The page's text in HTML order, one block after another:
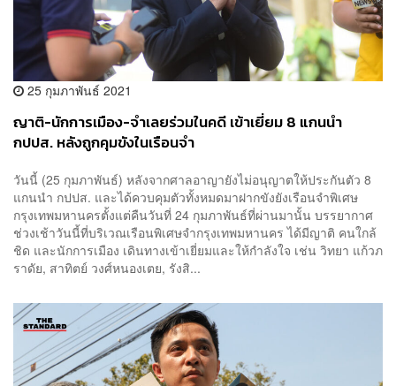
25 กุมภาพันธ์ 2021
ญาติ-นักการเมือง-จำเลยร่วมในคดี เข้าเยี่ยม 8 แกนนำ
กปปส. หลังถูกคุมขังในเรือนจำ
วันนี้ (25 กุมภาพันธ์) หลังจากศาลอาญายังไม่อนุญาตให้ประกันตัว 8
แกนนำ กปปส. และได้ควบคุมตัวทั้งหมดมาฝากขังยังเรือนจำพิเศษ
กรุงเทพมหานครตั้งแต่คืนวันที่ 24 กุมภาพันธ์ที่ผ่านมานั้น บรรยากาศ
ช่วงเช้าวันนี้ที่บริเวณเรือนพิเศษจำกรุงเทพมหานคร ได้มีญาติ คนใกล้
ชิด และนักการเมือง เดินทางเข้าเยี่ยมและให้กำลังใจ เช่น วิทยา แก้วภ
ราดัย, สาทิตย์ วงศ์หนองเตย, รังสิ...